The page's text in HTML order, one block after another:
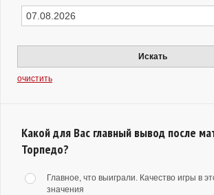
Искать
очистить
Какой для Вас главный вывод после
Торпедо?
Главное, что выиграли. Качество игры в
значения